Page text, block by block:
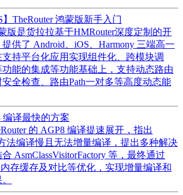
】TheRouter 鸿蒙版新手入门
版是货拉拉基于HMRouter深度定制的开
供了 Android、iOS、Harmony 三端高一
持平台化应用实现组件化、跨模块调
功能的集成等功能基础上，支持动态路由
全检查、路由Path一对多等高度动态能
编译最快的方案
的 AGP8 编译提速展开，指出
法编译慢且无法增量编译，提出多种解决
AsmClassVisitorFactory 等，最终通过
存缓存及对比等优化，实现增量编译和